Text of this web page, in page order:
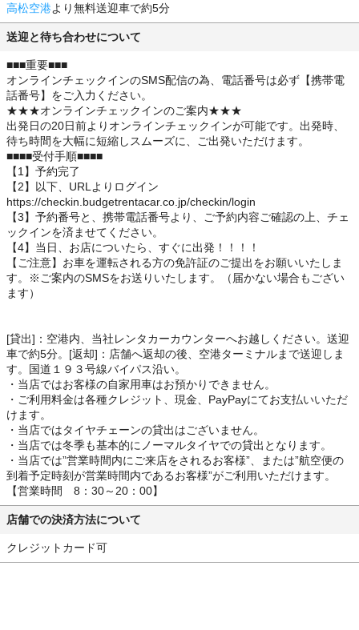
高松空港より無料送迎車で約5分
送迎と待ち合わせについて
■■■重要■■■
オンラインチェックインのSMS配信の為、電話番号は必ず【携帯電
話番号】をご入力ください。
★★★オンラインチェックインのご案内★★★
出発日の20日前よりオンラインチェックインが可能です。出発時、
待ち時間を大幅に短縮しスムーズに、ご出発いただけます。
■■■■受付手順■■■■
【1】予約完了
【2】以下、URLよりログイン
https://checkin.budgetrentacar.co.jp/checkin/login
【3】予約番号と、携帯電話番号より、ご予約内容ご確認の上、チェ
ックインを済ませてください。
【4】当日、お店についたら、すぐに出発！！！！
【ご注意】お車を運転される方の免許証のご提出をお願いいたしま
す。※ご案内のSMSをお送りいたします。（届かない場合もござい
ます）
[貸出]：空港内、当社レンタカーカウンターへお越しください。送迎
車で約5分。[返却]：店舗へ返却の後、空港ターミナルまで送迎しま
す。国道１９３号線バイパス沿い。
・当店ではお客様の自家用車はお預かりできません。
・ご利用料金は各種クレジット、現金、PayPayにてお支払いいただ
けます。
・当店ではタイヤチェーンの貸出はございません。
・当店では冬季も基本的にノーマルタイヤでの貸出となります。
・当店では”営業時間内にご来店をされるお客様”、または”航空便の
到着予定時刻が営業時間内であるお客様”がご利用いただけます。
【営業時間 8：30～20：00】
店舗での決済方法について
クレジットカード可